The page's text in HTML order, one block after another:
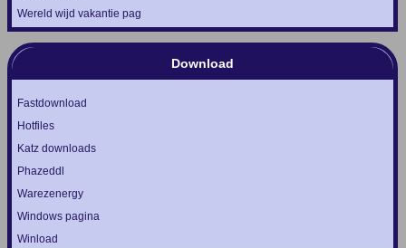
Wereld wijd vakantie pag
Download
Fastdownload
Hotfiles
Katz downloads
Phazeddl
Warezenergy
Windows pagina
Winload